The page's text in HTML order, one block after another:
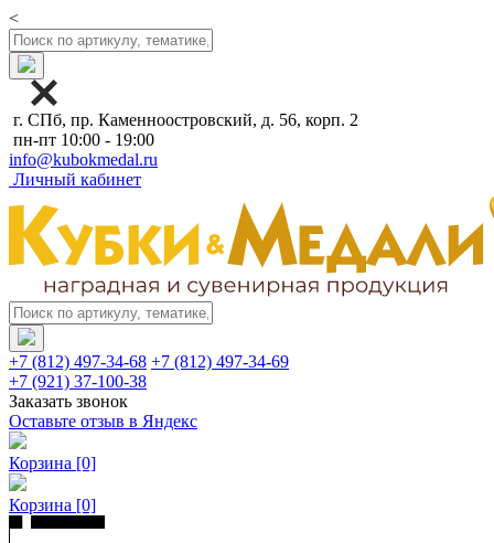
<
г. СПб, пр. Каменноостровский, д. 56, корп. 2
пн-пт 10:00 - 19:00
info@kubokmedal.ru
Личный кабинет
+7 (812) 497-34-68 +7 (812) 497-34-69
+7 (921) 37-100-38
Заказать звонок
Оставьте отзыв в Яндекс
Корзина [0]
Корзина [0]